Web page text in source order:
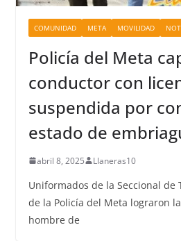
COMUNIDAD META MOVILIDAD
Policía del Meta
conductor con
suspendida por
estado de
abril 8, 2025 Llaneras10
Uniformados de la Seccional de
de la Policía del Meta lograron
hombre de